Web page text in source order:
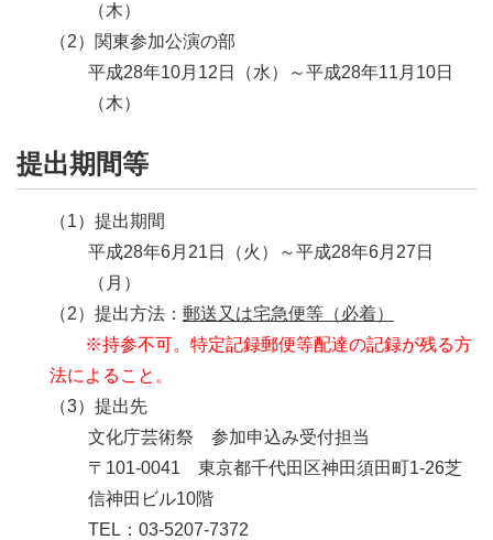
（木）
（2）関東参加公演の部
平成28年10月12日
（水）
～平成28年11月10日
（木）
提出期間等
（1）提出期間
平成28年6月21日
（火）
～平成28年6月27日
（月）
（2）提出方法： 郵送又は宅急便等（必着）
※持参不可。特定記録郵便等配達の記録が残る方
法によること。
（3）提出先
文化庁芸術祭 参加申込み受付担当
〒101-0041 東京都千代田区神田須田町1-26芝
信神田ビル10階
TEL：03-5207-7372